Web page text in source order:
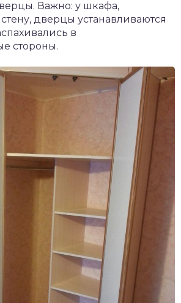
Важно: у шкафа,
дверцы устанавливаются
в
стороны.